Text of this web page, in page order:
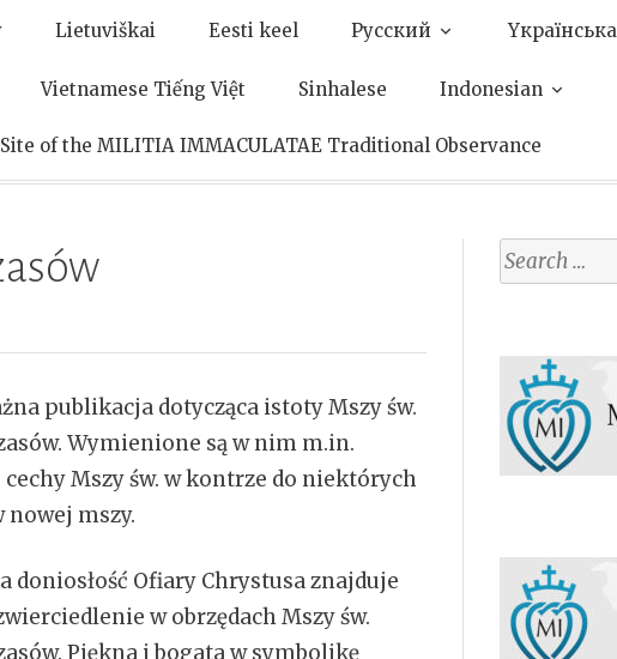
Lietuviškai Eesti keel Pусский Yкраїнська
Vietnamese Tiếng Việt Sinhalese Indonesian
of the MILITIA IMMACULATAE Traditional Observance
publikacja dotycząca istoty Mszy św.
Wymienione są w nim m.in.
Mszy św. w kontrze do niektórych
nowej mszy.
doniosłość Ofiary Chrystusa znajduje
w obrzędach Mszy św.
Piękna i bogata w symbolikę
Search
for: